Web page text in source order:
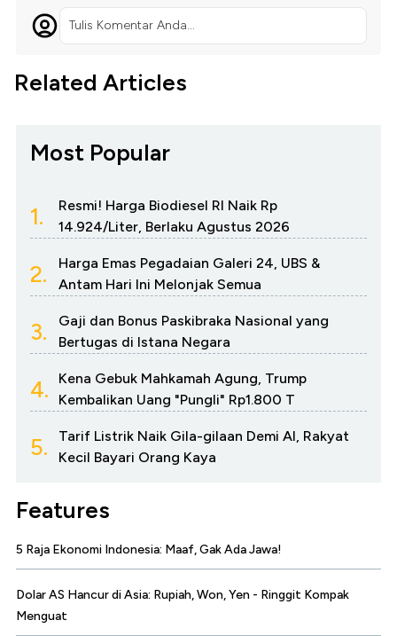
Tulis Komentar Anda...
Related Articles
Most Popular
1.
Resmi! Harga Biodiesel RI Naik Rp
14.924/Liter, Berlaku Agustus 2026
2.
Harga Emas Pegadaian Galeri 24, UBS &
Antam Hari Ini Melonjak Semua
3.
Gaji dan Bonus Paskibraka Nasional yang
Bertugas di Istana Negara
4.
Kena Gebuk Mahkamah Agung, Trump
Kembalikan Uang "Pungli" Rp1.800 T
5.
Tarif Listrik Naik Gila-gilaan Demi AI, Rakyat
Kecil Bayari Orang Kaya
Features
5 Raja Ekonomi Indonesia: Maaf, Gak Ada Jawa!
Dolar AS Hancur di Asia: Rupiah, Won, Yen - Ringgit Kompak
Menguat